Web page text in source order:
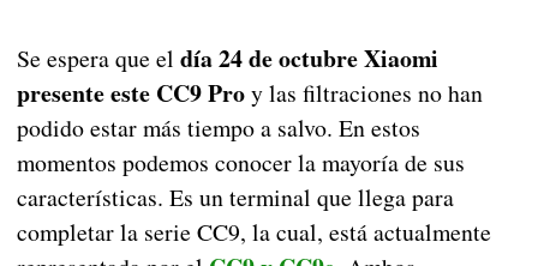
Se espera que el día 24 de octubre Xiaomi
presente este CC9 Proy las filtraciones no han
podido estar más tiempo a salvo. En estos
momentos podemos conocer la mayoría de sus
características. Es un terminal que llega para
completar la serie CC9, la cual, está actualmente